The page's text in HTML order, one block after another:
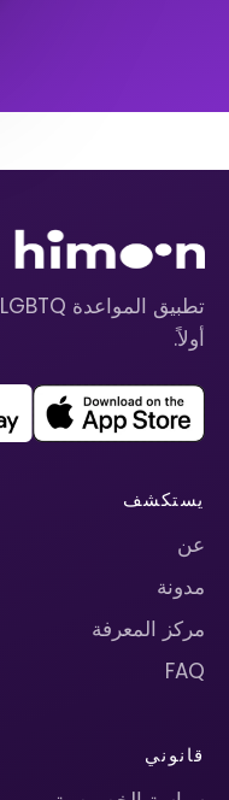
أولاً.
يستكشف
عن
مدونة
مركز المعرفة
FAQ
قانوني